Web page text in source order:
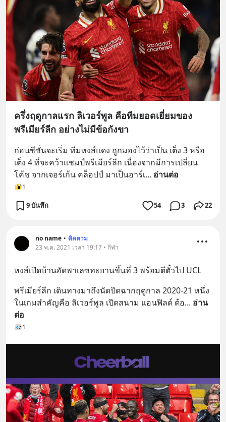
ครึ่งฤดูกาลแรก ลิเวอร์พูล คือทีมยอดเยี่ยมของ
พรีเมียร์ลีก อย่างไม่มีข้อกังขา
ก่อนซีซั่นจะเริ่ม ทีมหงส์แดง ถูกมองไว้ว่าเป็น เต็ง 3 หรือ
เต็ง 4 ที่จะคว้าแชมป์พรีเมียร์ลีก เนื่องจากมีการเปลี่ยน
โค้ช จากเจอร์เก้น คล็อปป์ มาเป็นอาร์เ... อ่านต่อ
1
9 บันทึก 54 3 22
no name • ติดตาม
23 พ.ค. 2021 เวลา 19:17 • กีฬา
หงส์เปิดบ้านอัดพาเลซทะยานขึ้นที่ 3 พร้อมตีตั๋วไป UCL
พรีเมียร์ลีก เดินทางมาถึงนัดปิดฉากฤดูกาล 2020-21 หนึ่ง
ในเกมสำคัญคือ ลิเวอร์พูล เปิดสนาม แอนฟิลด์ ต้อ... อ่าน
ต่อ
1